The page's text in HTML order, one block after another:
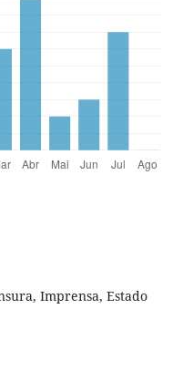
Imprensa, Estado